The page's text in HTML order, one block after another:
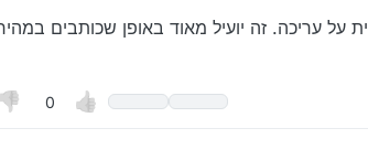
עריכה. זה יועיל מאוד באופן שכותבים
0